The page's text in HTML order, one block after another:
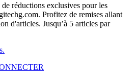
réductions exclusives pour les
Profitez de remises allant
d'articles. Jusqu’à 5 articles par